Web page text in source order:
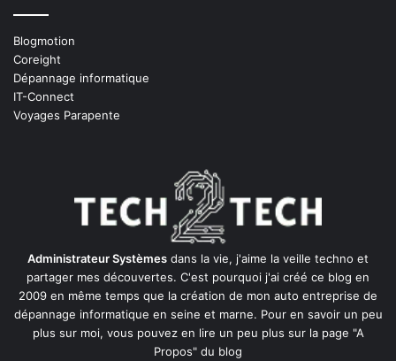
Blogmotion
Coreight
Dépannage informatique
IT-Connect
Voyages Parapente
Administrateur Systèmes dans la vie, j'aime la veille techno et
partager mes découvertes. C'est pourquoi j'ai créé ce blog en
2009 en même temps que la création de mon auto entreprise de
dépannage informatique en seine et marne. Pour en savoir un peu
plus sur moi, vous pouvez en lire un peu plus sur la page "A
Propos" du blog